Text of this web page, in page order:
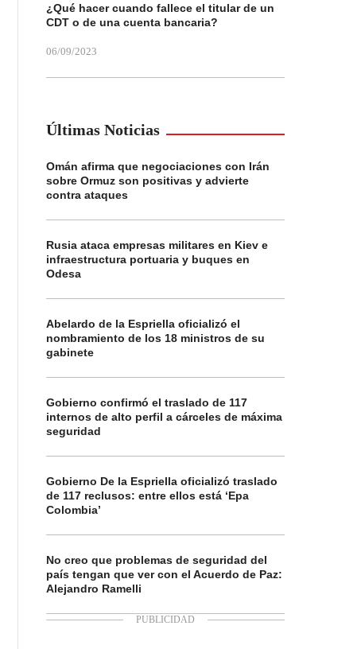
¿Qué hacer cuando fallece el titular de un
CDT o de una cuenta bancaria?
06/09/2023
Últimas Noticias
Omán afirma que negociaciones con Irán
sobre Ormuz son positivas y advierte
contra ataques
Rusia ataca empresas militares en Kiev e
infraestructura portuaria y buques en
Odesa
Abelardo de la Espriella oficializó el
nombramiento de los 18 ministros de su
gabinete
Gobierno confirmó el traslado de 117
internos de alto perfil a cárceles de máxima
seguridad
Gobierno De la Espriella oficializó traslado
de 117 reclusos: entre ellos está ‘Epa
Colombia’
No creo que problemas de seguridad del
país tengan que ver con el Acuerdo de Paz:
Alejandro Ramelli